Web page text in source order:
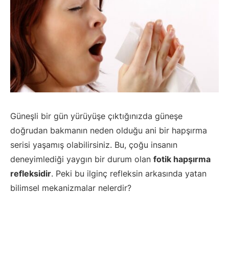
Güneşli bir gün yürüyüşe çıktığınızda güneşe
doğrudan bakmanın neden olduğu ani bir hapşırma
serisi yaşamış olabilirsiniz. Bu, çoğu insanın
deneyimlediği yaygın bir durum olan fotik hapşırma
refleksidir. Peki bu ilginç refleksin arkasında yatan
bilimsel mekanizmalar nelerdir?